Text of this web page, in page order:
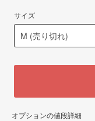
サイズ
オプションの値段詳細